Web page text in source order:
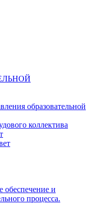
образовательной
коллектива
обеспечение и
процесса.